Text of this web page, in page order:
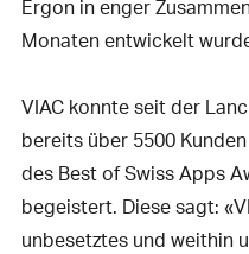
Ergon in enger
Monaten entwickelt
VIAC konnte seit der
bereits über 5500
des Best of Swiss Apps
begeistert. Diese sagt:
unbesetztes und weithin